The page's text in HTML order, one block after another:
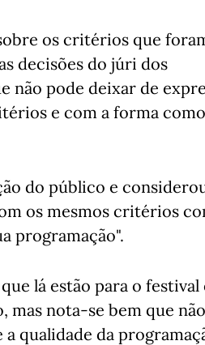
os critérios que
decisões do júri dos
não pode deixar de
e com a forma
do público e
os mesmos critérios
programação".
lá estão para o festival
nota-se bem que
qualidade da